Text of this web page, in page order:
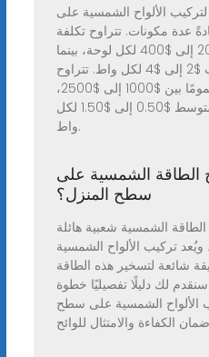
لتركيب الألواح الشمسية على
عدة مكونات. تتراوح تكلفة
الألواح الشمسية من $200 إلى $400 لكل لوحة، بينما
تبلغ تكلفة أنظمة التركيب $2 إلى $4 لكل واط. تتراوح
تكلفة أنظمة العاكس عمومًا بين $1000 إلى $2500،
وتبلغ تكاليف العمالة في المتوسط $0.50 إلى $1.50 لكل
واط.
الطاقة الشمسية على
سطح المنزل؟
الشمسية شعبية هائلة
تركيب الألواح الشمسية
شائعة لتسخير هذه الطاقة
لك دليلًا تفصيليًا خطوة
الألواح الشمسية على سطح